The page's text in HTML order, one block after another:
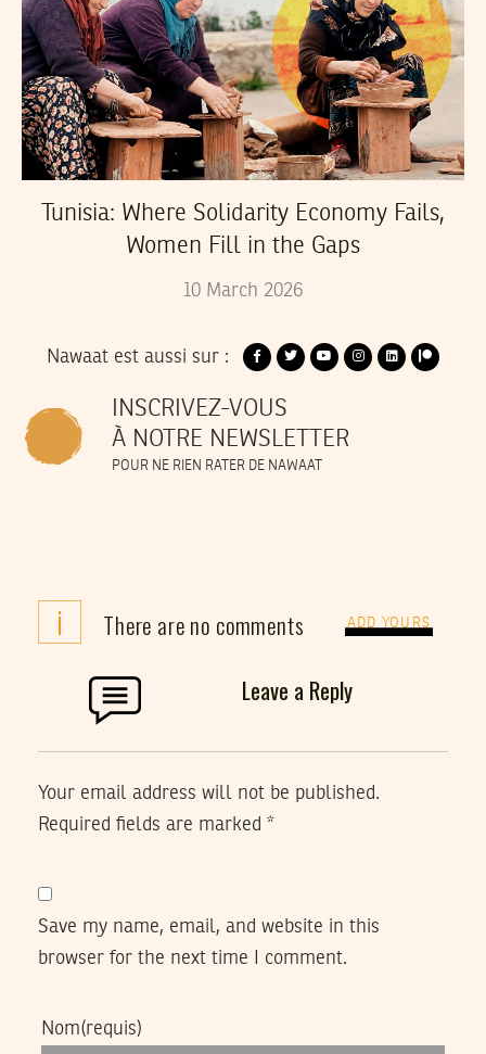
Tunisia: Where Solidarity Economy Fails,
Women Fill in the Gaps
10 March 2026
Nawaat est aussi sur :
INSCRIVEZ-VOUS
À NOTRE NEWSLETTER
POUR NE RIEN RATER DE NAWAAT
i There are no comments ADD YOURS
Leave a Reply
Your email address will not be published.
Required fields are marked *
Save my name, email, and website in this
browser for the next time I comment.
Nom(requis)